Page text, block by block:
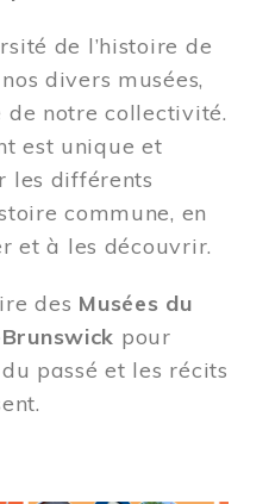
de l’histoire de
divers musées,
notre collectivité.
est unique et
les différents
commune, en
et à les découvrir.
des Musées du
pour
passé et les récits